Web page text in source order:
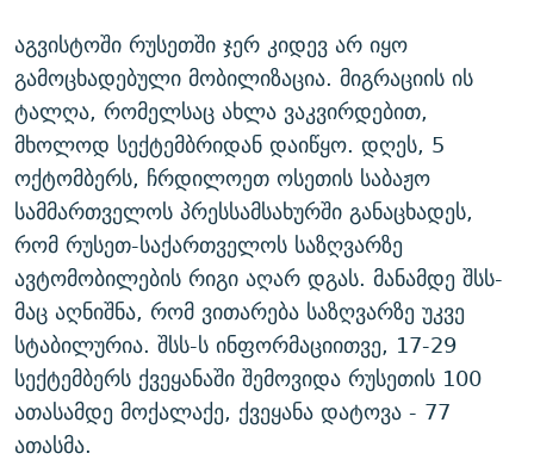
აგვისტოში რუსეთში ჯერ კიდევ არ იყო
გამოცხადებული მობილიზაცია. მიგრაციის ის
ტალღა, რომელსაც ახლა ვაკვირდებით,
მხოლოდ სექტემბრიდან დაიწყო. დღეს, 5
ოქტომბერს, ჩრდილოეთ ოსეთის საბაჟო
სამმართველოს პრესსამსახურში განაცხადეს,
რომ რუსეთ-საქართველოს საზღვარზე
ავტომობილების რიგი აღარ დგას. მანამდე შსს-
მაც აღნიშნა, რომ ვითარება საზღვარზე უკვე
სტაბილურია. შსს-ს ინფორმაციითვე, 17-29
სექტემბერს ქვეყანაში შემოვიდა რუსეთის 100
ათასამდე მოქალაქე, ქვეყანა დატოვა - 77
ათასმა.